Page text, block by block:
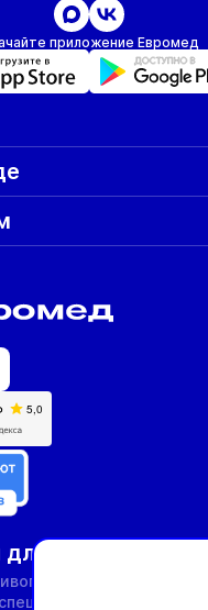
приложение Евромед
слабовидящих
необходима